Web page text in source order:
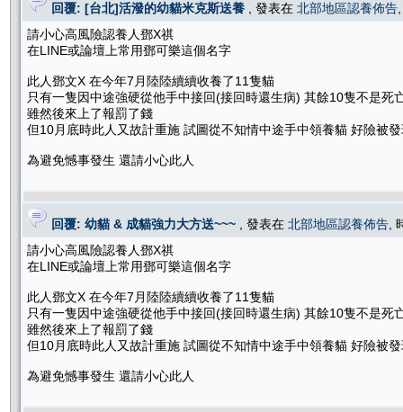
回覆: [台北]活潑的幼貓米克斯送養 , 發表在 北部地區認養佈告
請小心高風險認養人鄧X祺
在LINE或論壇上常用鄧可樂這個名字
此人鄧文X 在今年7月陸陸續續收養了11隻貓
只有一隻因中途強硬從他手中接回(接回時還生病) 其餘10隻不是死
雖然後來上了報罰了錢
但10月底時此人又故計重施 試圖從不知情中途手中領養貓 好險被
為避免憾事發生 還請小心此人
回覆: 幼貓 & 成貓強力大方送~~~ , 發表在 北部地區認養佈告 ,
請小心高風險認養人鄧X祺
在LINE或論壇上常用鄧可樂這個名字
此人鄧文X 在今年7月陸陸續續收養了11隻貓
只有一隻因中途強硬從他手中接回(接回時還生病) 其餘10隻不是死
雖然後來上了報罰了錢
但10月底時此人又故計重施 試圖從不知情中途手中領養貓 好險被
為避免憾事發生 還請小心此人